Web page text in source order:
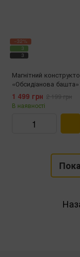
−32%
3
3
Магнітний
«Обсидіанова
World Minecraft (192
блоки, T056)
1 499 грн 2 199 грн
В наявності